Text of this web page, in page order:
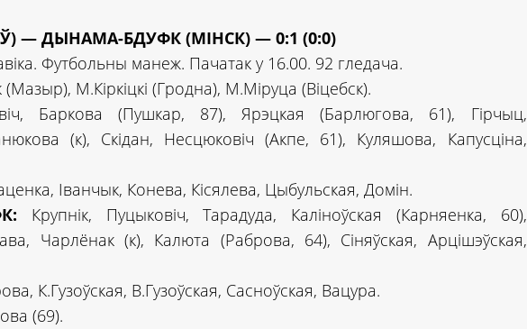
— ДЫНАМА-БДУФК (МІНСК) — 0:1 (0:0)
Футбольны манеж. Пачатак у 16.00. 92 гледача.
М.Кіркіцкі (Гродна), М.Міруца (Віцебск).
Баркова (Пушкар, 87), Ярэцкая (Барлюгова, 61), Гірчыц,
(к), Скідан, Несцюковіч (Акпе, 61), Куляшова, Капусціна,
Іванчык, Конева, Кісялева, Цыбульская, Домін.
Крупнік, Пуцыковіч, Тарадуда, Каліноўская (Карняенка, 60),
Чарлёнак (к), Калюта (Раброва, 64), Сіняўская, Арцішэўская,
К.Гузоўская, В.Гузоўская, Сасноўская, Вацура.
(69).